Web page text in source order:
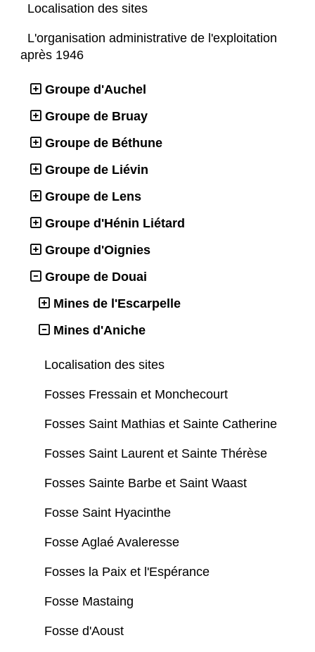
Localisation des sites
L'organisation administrative de l'exploitation
après 1946
Groupe d'Auchel
Groupe de Bruay
Groupe de Béthune
Groupe de Liévin
Groupe de Lens
Groupe d'Hénin Liétard
Groupe d'Oignies
Groupe de Douai
Mines de l'Escarpelle
Mines d'Aniche
Localisation des sites
Fosses Fressain et Monchecourt
Fosses Saint Mathias et Sainte Catherine
Fosses Saint Laurent et Sainte Thérèse
Fosses Sainte Barbe et Saint Waast
Fosse Saint Hyacinthe
Fosse Aglaé Avaleresse
Fosses la Paix et l'Espérance
Fosse Mastaing
Fosse d'Aoust